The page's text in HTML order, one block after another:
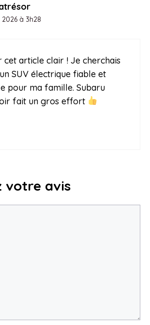
2026 à 3h28
cet article clair ! Je cherchais
SUV électrique fiable et
pour ma famille. Subaru
fait un gros effort
votre avis